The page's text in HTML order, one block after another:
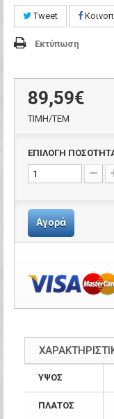
Tweet
Εκτύπωση
89,59€
ΤΙΜH/ΤΕΜ
ΕΠΙΛΟΓΗ
Αγορά
ΥΨΟΣ
ΠΛΑΤΟΣ